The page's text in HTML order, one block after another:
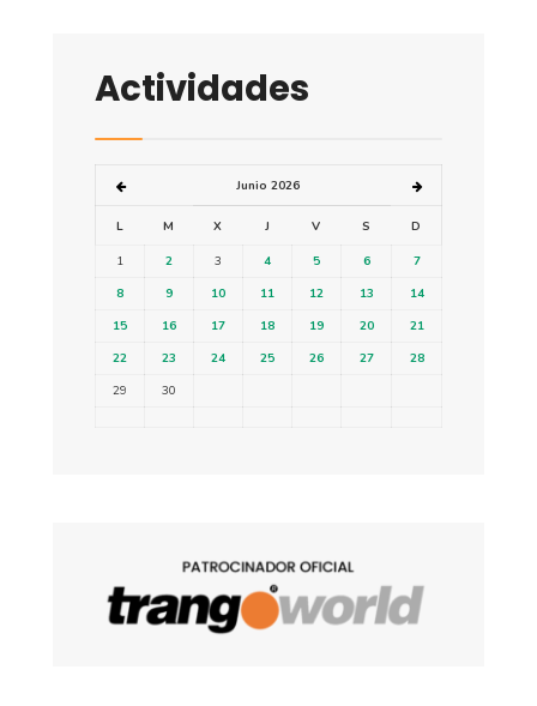
Actividades
Junio 2026
L M X J V S D
1 2 3 4 5 6
7
8
9 10 11 12 13
14
15
16 17 18 19 20
21
22
23 24 25 26 27
28
29
30